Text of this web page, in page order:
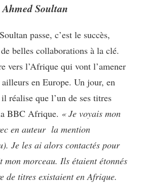
Ahmed Soultan
passe, c’est le succès,
belles collaborations à la clé.
vers l’Afrique qui vont l’amener
en Europe. Un jour, en
réalise que l’un de ses titres
BBC Afrique. « Je voyais mon
en auteur la mention
Je les ai alors contactés pour
mon morceau. Ils étaient étonnés
de titres existaient en Afrique.